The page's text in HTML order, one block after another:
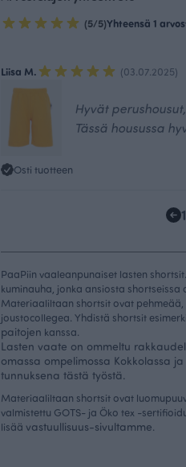
(5/5)Yhteensä 1
Liisa M. (03.07.2025)
Hyvät
Tässä housussa
Osti tuotteen
1
PaaPiin vaaleanpunaiset lasten
kuminauha, jonka ansiosta shortseissa
Materiaaliltaan shortsit ovat
joustocollegea. Yhdistä shortsit
paitojen kanssa.
Lasten vaate on ommeltu
omassa ompelimossa Kokkolassa
tunnuksena tästä työstä.
Materiaaliltaan shortsit ovat
valmistettu GOTS- ja Öko tex -
lisää vastuullisuus-sivultamme.